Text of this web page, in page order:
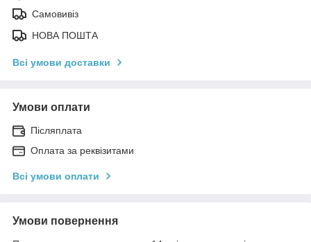
Самовивіз
НОВА ПОШТА
Всі умови доставки
Умови оплати
Післяплата
Оплата за реквізитами
Всі умови оплати
Умови повернення